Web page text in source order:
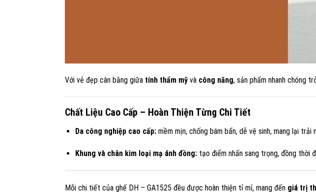
Với vẻ đẹp cân bằng giữa tính thẩm mỹ và công năng, sản phẩm nhanh chóng
Chất Liệu Cao Cấp – Hoàn Thiện Từng Chi Tiết
Da công nghiệp cao cấp:mềm mịn, chống bám bẩn, dễ vệ sinh, mang lại
Khung và chân kim loại mạ ánh đồng:tạo điểm nhấn sang trọng, đồng thời
Mỗi chi tiết của ghế DH – GA1525 đều được hoàn thiện tỉ mỉ, mang đến giá trị